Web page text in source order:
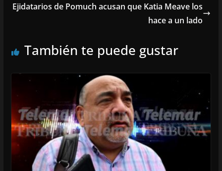
Ejidatarios de Pomuch acusan que Katia Meave los
hace a un lado
También te puede gustar